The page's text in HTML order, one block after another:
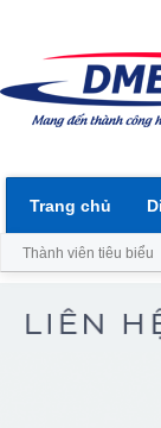
Trang chủ
Thành viên tiêu biểu